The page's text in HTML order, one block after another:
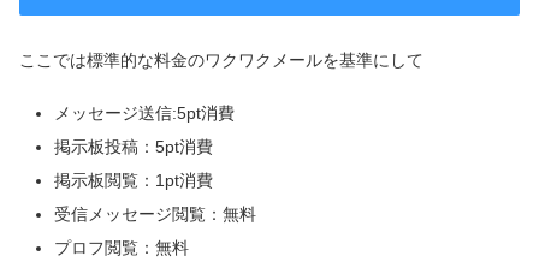
ここでは標準的な料金のワクワクメールを基準にして
メッセージ送信:5pt消費
掲示板投稿：5pt消費
掲示板閲覧：1pt消費
受信メッセージ閲覧：無料
プロフ閲覧：無料